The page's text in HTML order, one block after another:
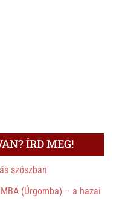
ÍRD MEG!
szószban
(Úrgomba) – a hazai